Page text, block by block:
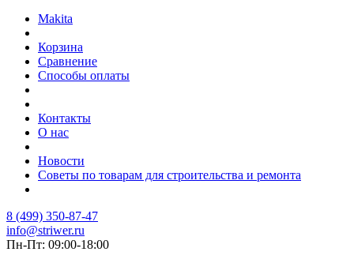
Makita
Корзина
Сравнение
Способы оплаты
Контакты
О нас
Новости
Советы по товарам для строительства и ремонта
8 (499) 350-87-47
info@striwer.ru
Пн-Пт: 09:00-18:00